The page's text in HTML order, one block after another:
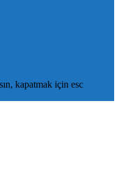
kapatmak için esc